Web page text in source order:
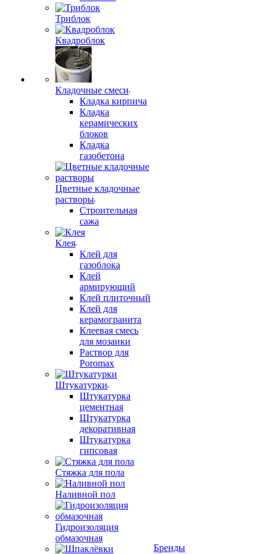
Триблок
Квадроблок
Кладочные смеси
Кладка кирпича
Кладка
керамических
блоков
Кладка
газобетона
Цветные кладочные
растворы
Строительная
сажа
Клея
Клей для
газоблока
Клей
армирующий
Клей плиточный
Клей для
керамогранита
Клеевая смесь
для мозаики
Раствор для
Poromax
Штукатурки
Штукатурка
цементная
Штукатурка
декоративная
Штукатурка
гипсовая
Стяжка для пола
Наливной пол
Гидроизоляция
обмазочная
Бренды